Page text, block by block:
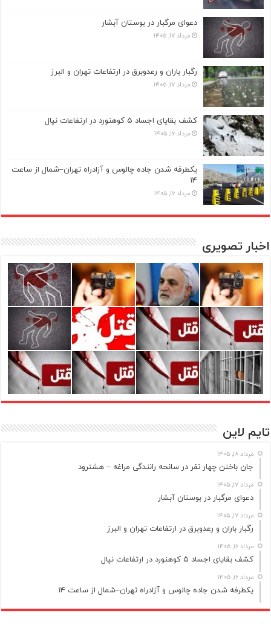
دعوای مرگبار در بوستان آبشار
مرداد ۱۷, ۱۴۰۵
رگبار باران و رعدوبرق در ارتفاعات تهران و البرز
مرداد ۱۷, ۱۴۰۵
کشف بقایای اجساد ۵ کوهنورد در ارتفاعات نپال
مرداد ۱۶, ۱۴۰۵
یکطرفه شدن جاده چالوس و آزادراه تهران–شمال از ساعت
۱۴
مرداد ۱۶, ۱۴۰۵
اخبار تصویری
تایم لاین
مرداد ۱۸, ۱۴۰۵
جان باختن چهار نفر در سانحه رانندگی مراغه – هشترود
مرداد ۱۷, ۱۴۰۵
دعوای مرگبار در بوستان آبشار
مرداد ۱۷, ۱۴۰۵
رگبار باران و رعدوبرق در ارتفاعات تهران و البرز
مرداد ۱۶, ۱۴۰۵
کشف بقایای اجساد ۵ کوهنورد در ارتفاعات نپال
مرداد ۱۶, ۱۴۰۵
یکطرفه شدن جاده چالوس و آزادراه تهران–شمال از ساعت ۱۴